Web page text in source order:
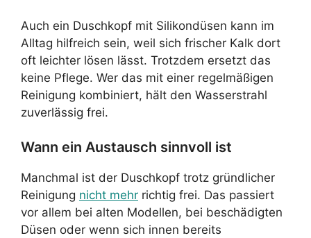
Auch ein Duschkopf mit Silikondüsen kann im
Alltag hilfreich sein, weil sich frischer Kalk dort
oft leichter lösen lässt. Trotzdem ersetzt das
keine Pflege. Wer das mit einer regelmäßigen
Reinigung kombiniert, hält den Wasserstrahl
zuverlässig frei.
Wann ein Austausch sinnvoll ist
Manchmal ist der Duschkopf trotz gründlicher
Reinigung nicht mehr richtig frei. Das passiert
vor allem bei alten Modellen, bei beschädigten
Düsen oder wenn sich innen bereits